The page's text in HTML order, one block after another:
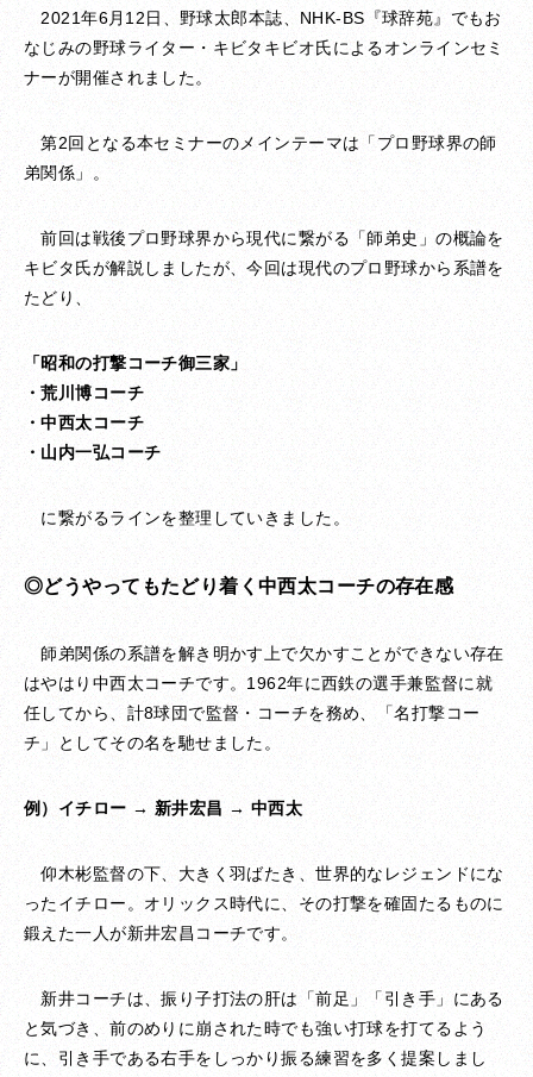
2021年6月12日、野球太郎本誌、NHK-BS『球辞苑』でもお
なじみの野球ライター・キビタキビオ氏によるオンラインセミ
ナーが開催されました。
第2回となる本セミナーのメインテーマは「プロ野球界の師
弟関係」。
前回は戦後プロ野球界から現代に繋がる「師弟史」の概論を
キビタ氏が解説しましたが、今回は現代のプロ野球から系譜を
たどり、
「昭和の打撃コーチ御三家」
・荒川博コーチ
・中西太コーチ
・山内一弘コーチ
に繋がるラインを整理していきました。
◎どうやってもたどり着く中西太コーチの存在感
師弟関係の系譜を解き明かす上で欠かすことができない存在
はやはり中西太コーチです。1962年に西鉄の選手兼監督に就
任してから、計8球団で監督・コーチを務め、「名打撃コー
チ」としてその名を馳せました。
例）イチロー → 新井宏昌 → 中西太
仰木彬監督の下、大きく羽ばたき、世界的なレジェンドにな
ったイチロー。オリックス時代に、その打撃を確固たるものに
鍛えた一人が新井宏昌コーチです。
新井コーチは、振り子打法の肝は「前足」「引き手」にある
と気づき、前のめりに崩された時でも強い打球を打てるよう
に、引き手である右手をしっかり振る練習を多く提案しまし